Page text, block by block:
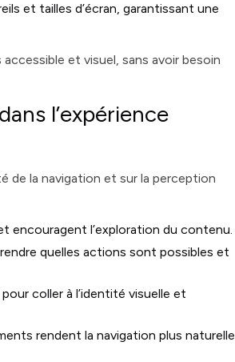
et tailles d’écran, garantissant une
et visuel, sans avoir besoin
l’expérience
de la navigation et sur la perception
encouragent l’exploration du contenu.
quelles actions sont possibles et
coller à l’identité visuelle et
rendent la navigation plus naturelle